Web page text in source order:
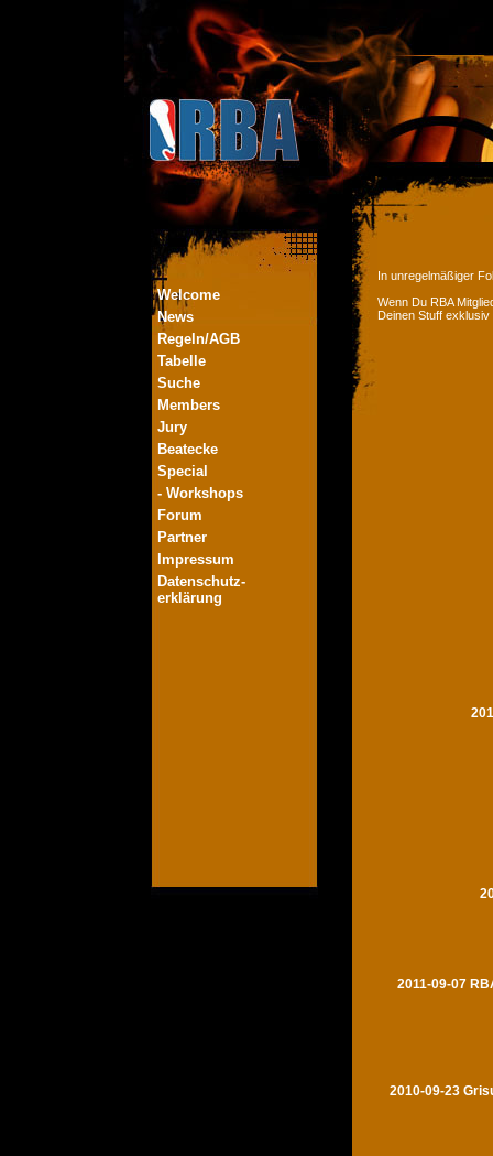
Welcome
News
Regeln/AGB
Tabelle
Suche
Members
Jury
Beatecke
Special
- Workshops
Forum
Partner
Impressum
Datenschutz-
erklärung
In unregelmäßiger
Wenn Du RBA
Deinen Stuff
2011-09-07
2010-09-23